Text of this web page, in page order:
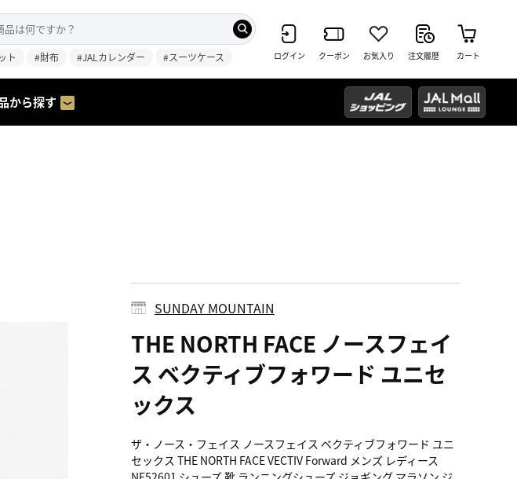
ト #財布 #JALカレンダー #スーツケース ログイン クーポン お気入り 注文履歴 カート
から探す
SUNDAY MOUNTAIN
THE NORTH FACE ノースフェイ
ス ベクティブフォワード ユニセ
ックス
ザ・ノース・フェイス ノースフェイス ベクティブフォワード ユニ
セックス THE NORTH FACE VECTIV Forward メンズ レディース